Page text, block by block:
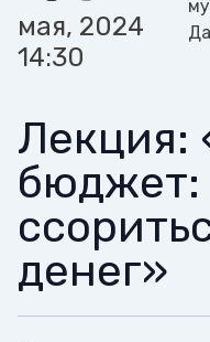
мая, 2024
14:30
Лекция:
бюджет:
денег»